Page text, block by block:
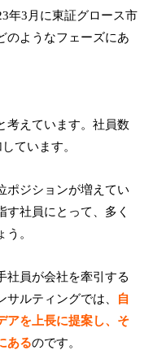
年3月に東証グロース市
のようなフェーズにあ
考えています。社員数
ています。
ポジションが増えてい
す社員にとって、多く
。
社員が会社を牽引する
ルティングでは、
自
アを上長に提案し、そ
あるのです。